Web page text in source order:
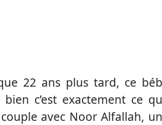
22 ans plus tard, ce
c’est exactement ce
avec Noor Alfallah,